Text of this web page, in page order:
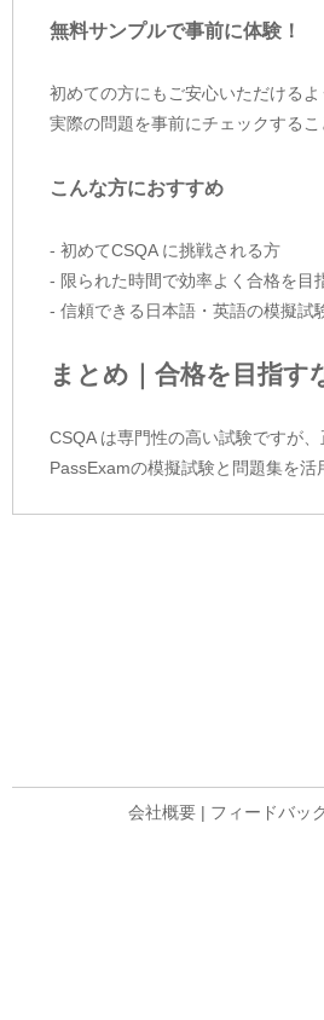
無料サンプルで事前に体験！
初めての方にもご安心いただける
実際の問題を事前にチェックする
こんな方におすすめ
- 初めてCSQA に挑戦される方
- 限られた時間で効率よく合格を目
- 信頼できる日本語・英語の模擬試
まとめ｜合格を目指す
CSQA は専門性の高い試験ですが
PassExamの模擬試験と問題集を
会社概要 | フィードバッ